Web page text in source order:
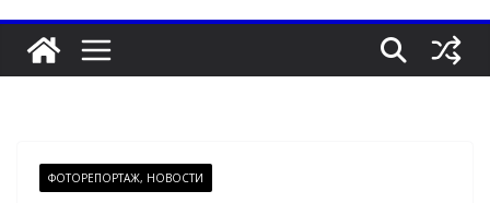
ФОТОРЕПОРТАЖ, НОВОСТИ